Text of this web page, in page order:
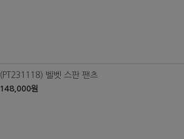
(PT231118) 벨벳 스판 팬츠
148,000원